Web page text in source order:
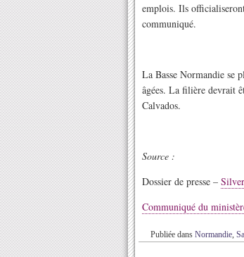
emplois. Ils
communiqué.
La Basse Normandie se
âgées. La filière devrait
Calvados.
Source :
Dossier de presse –
Communiqué du
Publiée dans Normandie,